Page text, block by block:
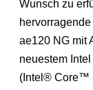
Wunsch zu
ae120 NG mit
neuestem
(Intel® Core™